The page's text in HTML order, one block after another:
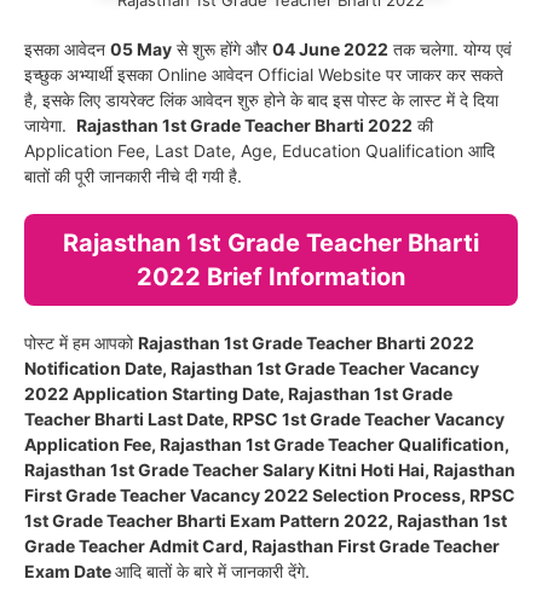
इसका आवेदन 05 May से शुरू होंगे और04 June 2022 तक चलेगा. योग्य एवं
इच्छुक अभ्यार्थी इसका Online आवेदन Official Website पर जाकर कर सकते
है, इसके लिए डायरेक्ट लिंक आवेदन शुरु होने के बाद इस पोस्ट के लास्ट में दे दिया
जायेगा. Rajasthan 1st Grade Teacher Bharti 2022 की
Application Fee, Last Date, Age, Education Qualification आदि
बातों की पूरी जानकारी नीचे दी गयी है.
Rajasthan 1st Grade Teacher Bharti
2022 Brief Information
पोस्ट में हम आपकोRajasthan 1st Grade Teacher Bharti 2022
Notification Date, Rajasthan 1st Grade Teacher Vacancy
2022 Application Starting Date, Rajasthan 1st Grade
Teacher Bharti Last Date, RPSC 1st Grade Teacher Vacancy
Application Fee, Rajasthan 1st Grade Teacher Qualification,
Rajasthan 1st Grade Teacher Salary Kitni Hoti Hai, Rajasthan
First Grade Teacher Vacancy 2022 Selection Process, RPSC
1st Grade Teacher Bharti Exam Pattern 2022, Rajasthan 1st
Grade Teacher Admit Card, Rajasthan First Grade Teacher
Exam Dateआदि बातों के बारे में जानकारी देंगे.